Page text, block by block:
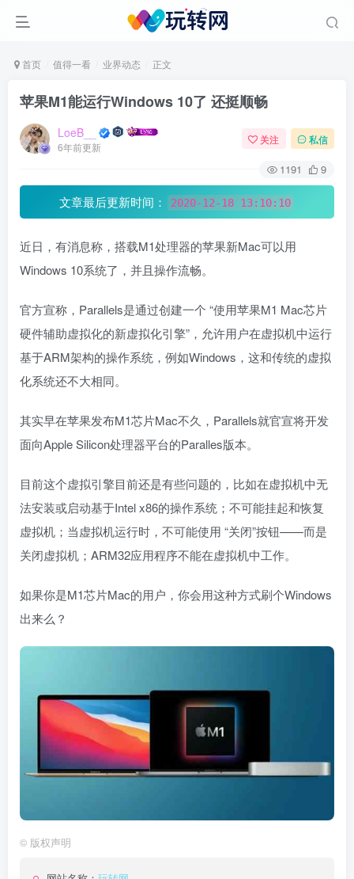
首页 值得一看 业界动态 正文
苹果M1能运行Windows 10了 还挺顺畅
LoeB__
6年前更新
关注 私信
1191 9
文章最后更新时间： 2020-12-18 13:10:10
近日，有消息称，搭载M1处理器的苹果新Mac可以用
Windows 10系统了，并且操作流畅。
官方宣称，Parallels是通过创建一个 “使用苹果M1 Mac芯片
硬件辅助虚拟化的新虚拟化引擎”，允许用户在虚拟机中运行
基于ARM架构的操作系统，例如Windows，这和传统的虚拟
化系统还不大相同。
其实早在苹果发布M1芯片Mac不久，Parallels就官宣将开发
面向Apple Silicon处理器平台的Paralles版本。
目前这个虚拟引擎目前还是有些问题的，比如在虚拟机中无
法安装或启动基于Intel x86的操作系统；不可能挂起和恢复
虚拟机；当虚拟机运行时，不可能使用 “关闭”按钮——而是
关闭虚拟机；ARM32应用程序不能在虚拟机中工作。
如果你是M1芯片Mac的用户，你会用这种方式刷个Windows
出来么？
© 版权声明